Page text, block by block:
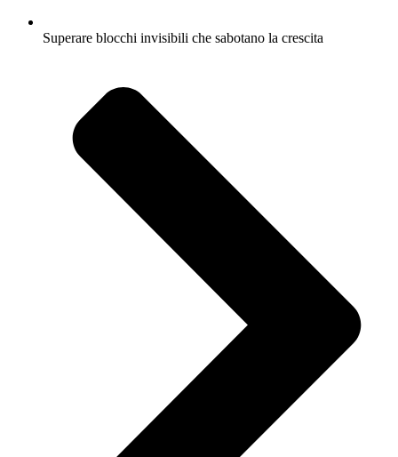
Superare blocchi invisibili che sabotano la crescita